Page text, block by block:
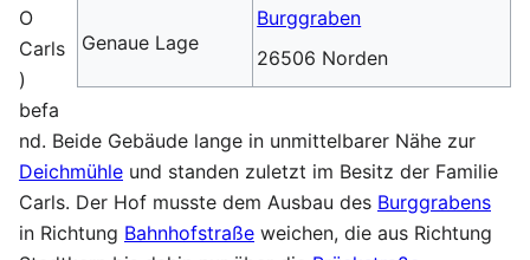
Genaue Lage
Burggraben
26506 Norden
O
Carls
)
befa
nd. Beide Gebäude lange in unmittelbarer Nähe zur
Deichmühle und standen zuletzt im Besitz der Familie
Carls. Der Hof musste dem Ausbau des Burggrabens
in Richtung Bahnhofstraße weichen, die aus Richtung